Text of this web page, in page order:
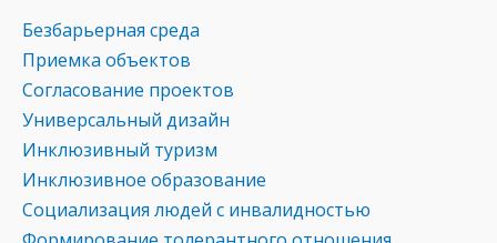
Безбарьерная среда
Приемка объектов
Согласование проектов
Универсальный дизайн
Инклюзивный туризм
Инклюзивное образование
Социализация людей с инвалидностью